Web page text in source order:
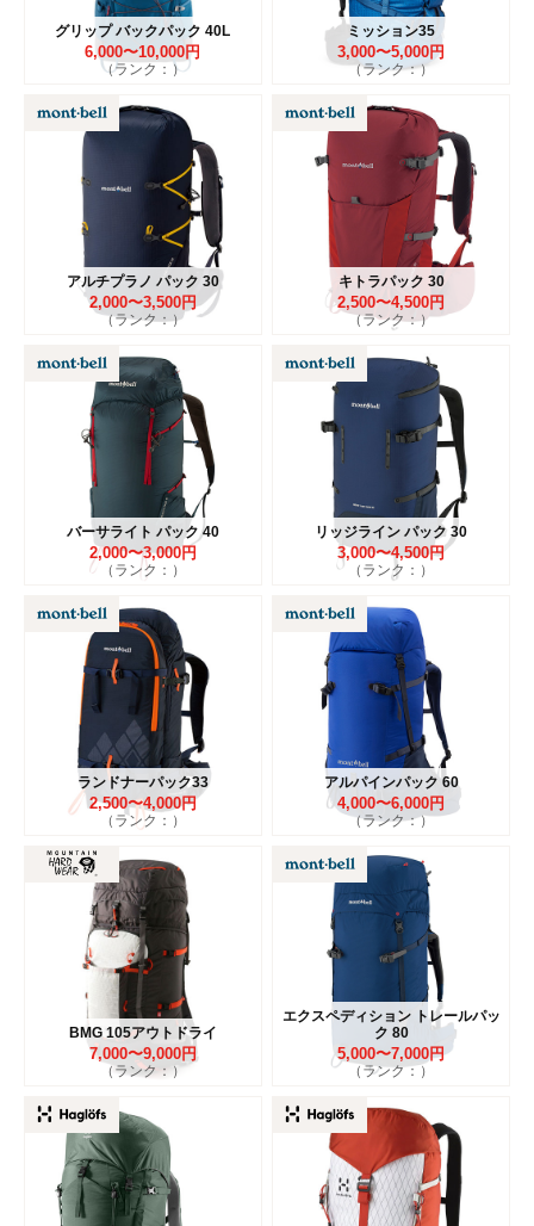
グリップ バックパック 40L
6,000〜10,000円
（ランク：）
ミッション35
3,000〜5,000円
（ランク：）
アルチプラノ パック 30
2,000〜3,500円
（ランク：）
キトラパック 30
2,500〜4,500円
（ランク：）
バーサライト パック 40
2,000〜3,000円
（ランク：）
リッジライン パック 30
3,000〜4,500円
（ランク：）
ランドナーパック33
2,500〜4,000円
（ランク：）
アルパインパック 60
4,000〜6,000円
（ランク：）
BMG 105アウトドライ
7,000〜9,000円
（ランク：）
エクスペディション トレールパッ
ク 80
5,000〜7,000円
（ランク：）